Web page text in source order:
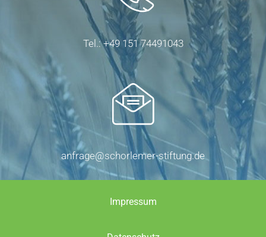
Tel.: +49 151 74491043
anfrage@schorlemer-stiftung.de
Impressum